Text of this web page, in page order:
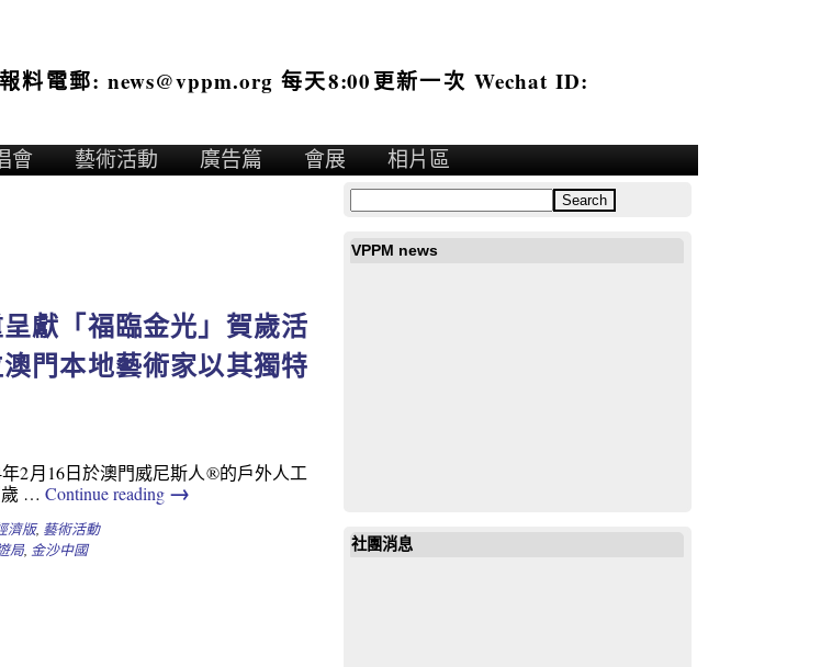
電郵: news@vppm.org 每天8:00更新一次 Wechat ID:
會 藝術活動 廣告篇 會展 相片區
獻「福臨金光」賀歲活
門本地藝術家以其獨特
2月16日於澳門威尼斯人®的戶外人工
歲 … Continue reading →
濟版, 藝術活動
局, 金沙中國
VPPM news
社團消息